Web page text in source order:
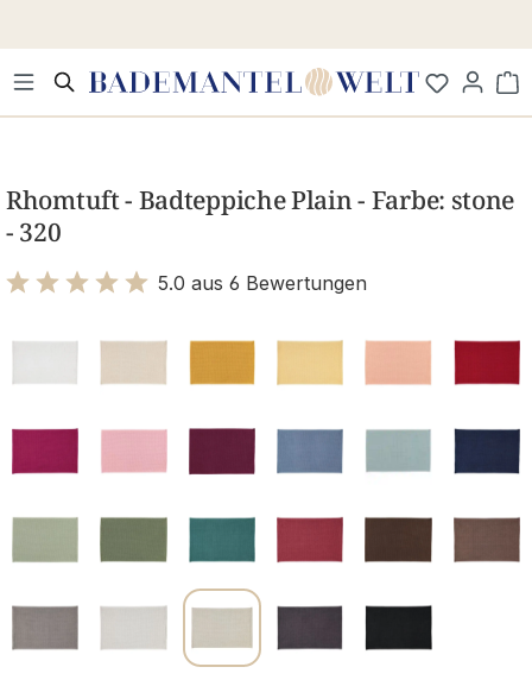
Rhomtuft - Badteppiche Plain - Farbe: stone
- 320
5.0 aus 6 Bewertungen